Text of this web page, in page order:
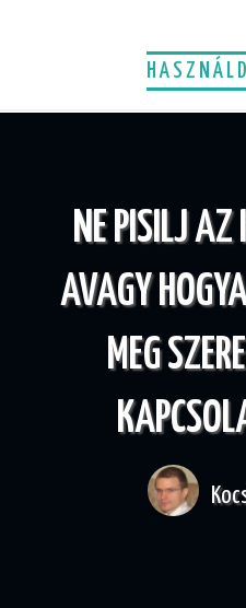
NE PISILJ
AVAGY
MEG